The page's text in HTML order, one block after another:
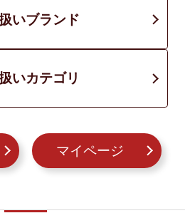
いブランド
いカテゴリ
マイページ